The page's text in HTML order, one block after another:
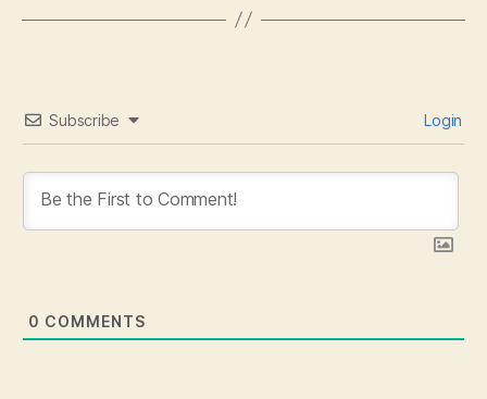
Subscribe Login
0 COMMENTS